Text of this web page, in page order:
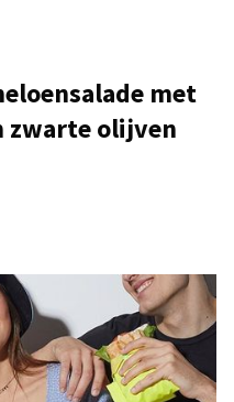
met
zwarte olijven